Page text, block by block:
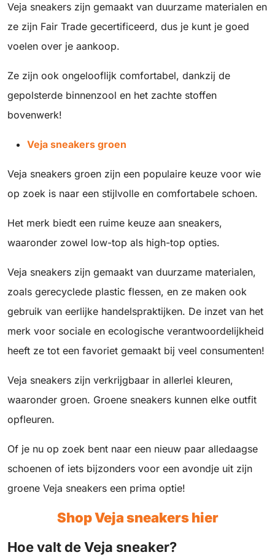
Veja sneakers zijn gemaakt van duurzame materialen en
ze zijn Fair Trade gecertificeerd, dus je kunt je goed
voelen over je aankoop.
Ze zijn ook ongelooflijk comfortabel, dankzij de
gepolsterde binnenzool en het zachte stoffen
bovenwerk!
Veja sneakers groen
Veja sneakers groen zijn een populaire keuze voor wie
op zoek is naar een stijlvolle en comfortabele schoen.
Het merk biedt een ruime keuze aan sneakers,
waaronder zowel low-top als high-top opties.
Veja sneakers zijn gemaakt van duurzame materialen,
zoals gerecyclede plastic flessen, en ze maken ook
gebruik van eerlijke handelspraktijken. De inzet van het
merk voor sociale en ecologische verantwoordelijkheid
heeft ze tot een favoriet gemaakt bij veel consumenten!
Veja sneakers zijn verkrijgbaar in allerlei kleuren,
waaronder groen. Groene sneakers kunnen elke outfit
opfleuren.
Of je nu op zoek bent naar een nieuw paar alledaagse
schoenen of iets bijzonders voor een avondje uit zijn
groene Veja sneakers een prima optie!
Shop Veja sneakershier
Hoe valt de Veja sneaker?